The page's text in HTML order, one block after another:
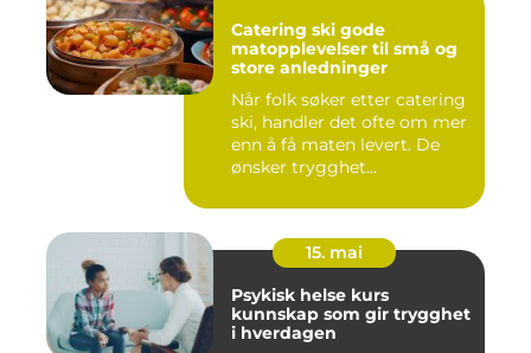
Catering ski gode
matopplevelser til små og
store anledninger
Når folk søker etter catering
ski, handler det ofte om mer
enn å få maten levert. De
ønsker trygghet...
15. mai
Psykisk helse kurs
kunnskap som gir trygghet
i hverdagen